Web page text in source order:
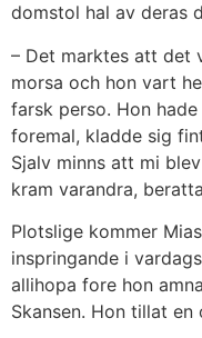
domstol hal av deras
– Det marktes att det
morsa och hon vart
farsk perso. Hon
foremal, kladde sig
Sjalv minns att mi
kram varandra,
Plotslige kommer
inspringande i
allihopa fore hon
Skansen. Hon tillat